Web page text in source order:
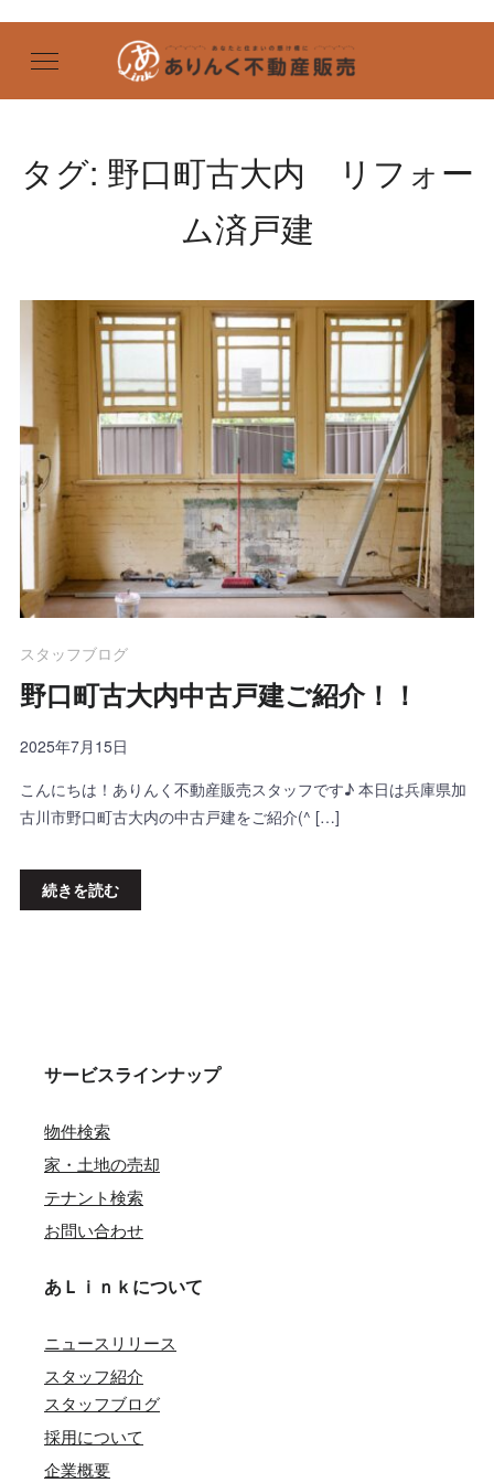
タグ: 野口町古大内 リフォー
ム済戸建
スタッフブログ
野口町古大内中古戸建ご紹介！！
2025年7月15日
こんにちは！ありんく不動産販売スタッフです♪ 本日は兵庫県加
古川市野口町古大内の中古戸建をご紹介(^ […]
続きを読む
サービスラインナップ
物件検索
家・土地の売却
テナント検索
お問い合わせ
あＬｉｎｋについて
ニュースリリース
スタッフ紹介
スタッフブログ
採用について
企業概要